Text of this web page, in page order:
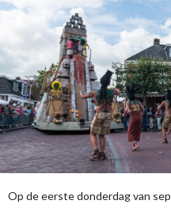
Op de eerste donderdag van